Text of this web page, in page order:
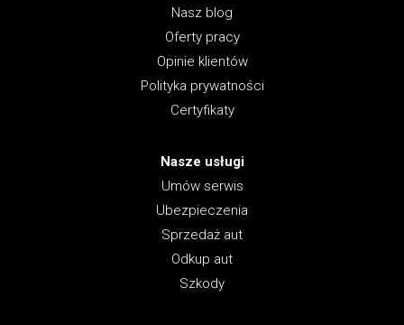
Nasz blog
Oferty pracy
Opinie klientów
Polityka prywatności
Certyfikaty
Nasze usługi
Umów serwis
Ubezpieczenia
Sprzedaż aut
Odkup aut
Szkody